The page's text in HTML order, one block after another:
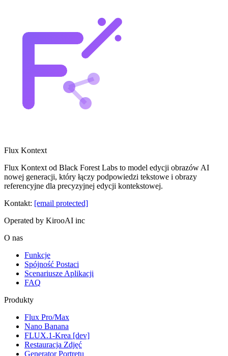
Flux Kontext
Flux Kontext od Black Forest Labs to model edycji obrazów AI
nowej generacji, który łączy podpowiedzi tekstowe i obrazy
referencyjne dla precyzyjnej edycji kontekstowej.
Kontakt: [email protected]
Operated by KirooAI inc
O nas
Funkcje
Spójność Postaci
Scenariusze Aplikacji
FAQ
Produkty
Flux Pro/Max
Nano Banana
FLUX.1-Krea [dev]
Restauracja Zdjęć
Generator Portretu